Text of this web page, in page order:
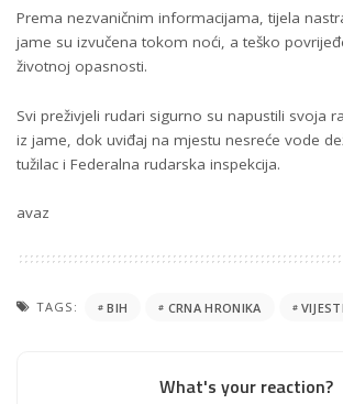
Prema nezvaničnim informacijama, tijela
jame su izvučena tokom noći, a teško
životnoj opasnosti.
Svi preživjeli rudari sigurno su napustili svoja
iz jame, dok uviđaj na mjestu nesreće vode
tužilac i Federalna rudarska inspekcija.
avaz
TAGS: BIH CRNA HRONIKA VIJESTI
What's your reaction?